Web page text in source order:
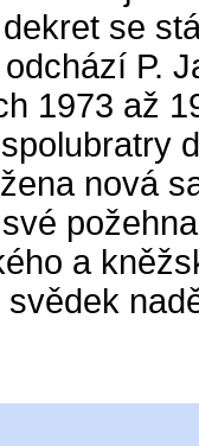
se
P.
1973 až
nová
a
svědek